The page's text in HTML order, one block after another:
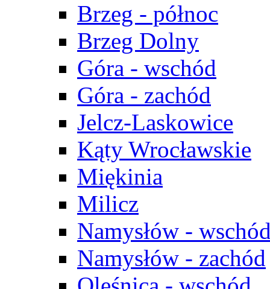
Brzeg - północ
Brzeg Dolny
Góra - wschód
Góra - zachód
Jelcz-Laskowice
Kąty Wrocławskie
Miękinia
Milicz
Namysłów -
Namysłów - zachód